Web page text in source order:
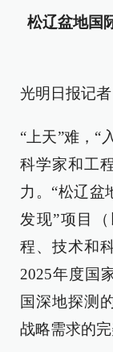
松辽盆地国
光明日报记
“上天”难，“
科学家和工
力。“松辽盆
发现”项目
程、技术和
2025年度国
国深地探测
战略需求的完